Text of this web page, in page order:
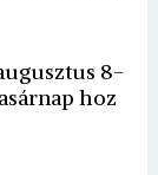
8-
hoz